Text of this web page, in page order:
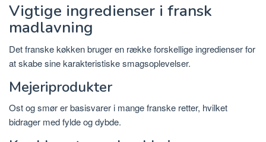
Vigtige ingredienser i fransk
madlavning
Det franske køkken bruger en række forskellige ingredienser for
at skabe sine karakteristiske smagsoplevelser.
Mejeriprodukter
Ost og smør er basisvarer i mange franske retter, hvilket
bidrager med fylde og dybde.